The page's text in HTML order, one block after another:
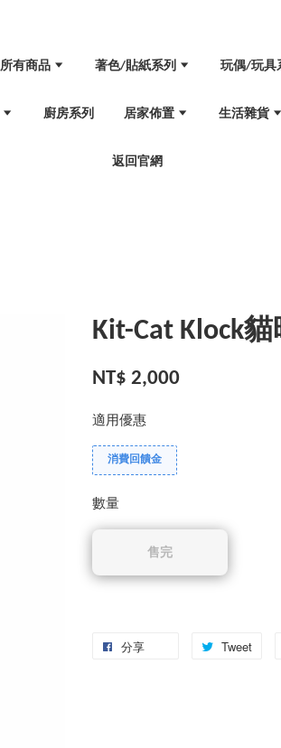
所有商品 著色/貼紙系列 玩偶/玩具
廚房系列 居家佈置 生活雜貨
返回官網
Kit-Cat Klock
NT$ 2,000
適用優惠
消費回饋金
數量
售完
分享 Tweet